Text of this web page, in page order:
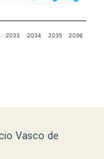
2033 2034 2035 2036